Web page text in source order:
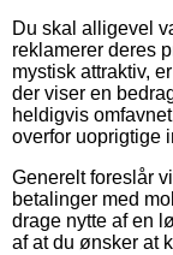
Du skal alligevel
reklamerer deres
mystisk attraktiv,
der viser en
heldigvis
overfor uoprigtige
Generelt foreslår
betalinger med
drage nytte af en
af at du ønsker at